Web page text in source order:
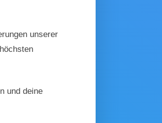
unserer
und deine